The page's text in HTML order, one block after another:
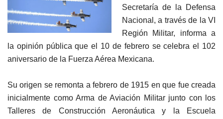
Secretaría de la Defensa
Nacional, a través de la VI
Región Militar, informa a
la opinión pública que el 10 de febrero se celebra el 102
aniversario de la Fuerza Aérea Mexicana.
Su origen se remonta a febrero de 1915 en que fue creada
inicialmente como Arma de Aviación Militar junto con los
Talleres de Construcción Aeronáutica y la Escuela